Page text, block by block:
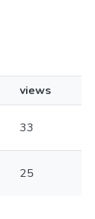
views
33
25